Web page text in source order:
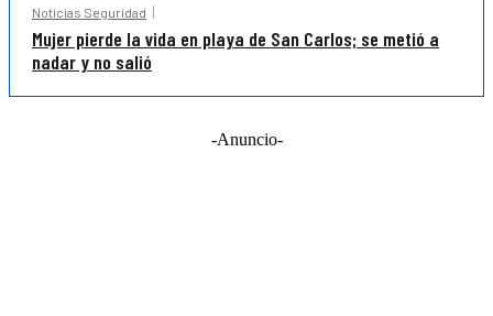
Noticias Seguridad
Mujer pierde la vida en playa de San Carlos; se metió a
nadar y no salió
-Anuncio-